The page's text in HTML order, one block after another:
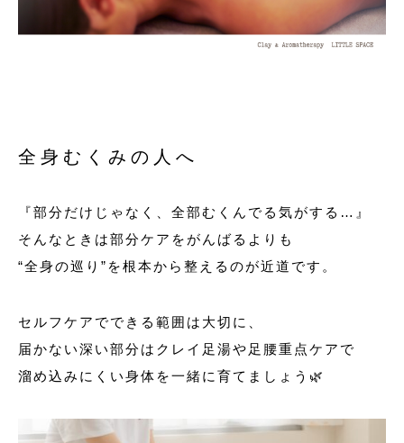
全身むくみの人へ
『部分だけじゃなく、全部むくんでる気がする…』
そんなときは部分ケアをがんばるよりも
“全身の巡り”を根本から整えるのが近道です。
セルフケアでできる範囲は大切に、
届かない深い部分はクレイ足湯や足腰重点ケアで
溜め込みにくい身体を一緒に育てましょう🌿